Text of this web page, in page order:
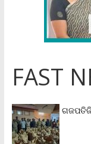
FAST